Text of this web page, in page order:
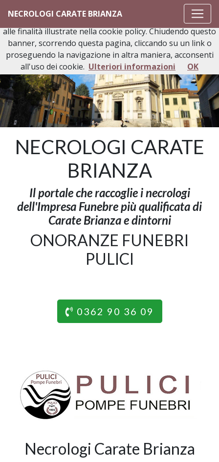
NECROLOGI CARATE BRIANZA
NECROLOGI CARATE
BRIANZA
Il portale che raccoglie i necrologi
dell'Impresa Funebre più qualificata di
Carate Brianza e dintorni
ONORANZE FUNEBRI
PULICI
0362 90 36 09
Necrologi Carate Brianza
Questo sito o gli strumenti terzi da questo utilizzati si
avvalgono di cookie necessari al funzionamento ed utili
alle finalità illustrate nella cookie policy. Chiudendo questo
banner, scorrendo questa pagina, cliccando su un link o
proseguendo la navigazione in altra maniera, acconsenti
all'uso dei cookie. Ulteriori informazioni OK